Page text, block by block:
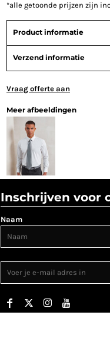
*alle getoonde prijzen zijn
Product informatie
Verzend informatie
Vraag offerte aan
Meer afbeeldingen
Inschrijven voor
Naam